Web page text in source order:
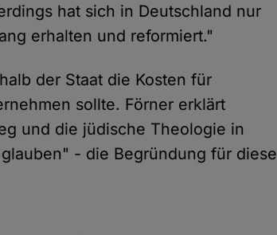
hat sich in Deutschland nur
erhalten und reformiert."
der Staat die Kosten für
sollte. Förner erklärt
und die jüdische Theologie in
- die Begründung für diese